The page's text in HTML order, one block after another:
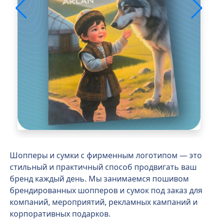
Шопперы и сумки с фирменным логотипом — это
стильный и практичный способ продвигать ваш
бренд каждый день. Мы занимаемся пошивом
брендированных шопперов и сумок под заказ для
компаний, мероприятий, рекламных кампаний и
корпоративных подарков.